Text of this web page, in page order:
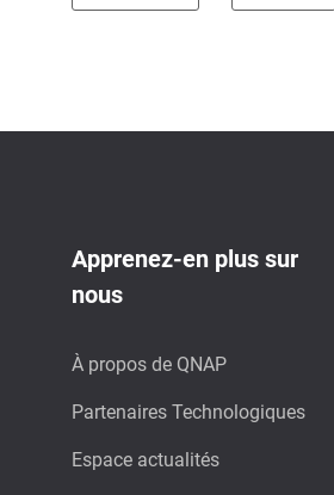
Apprenez-en plus sur
nous
À propos de QNAP
Partenaires Technologiques
Espace actualités